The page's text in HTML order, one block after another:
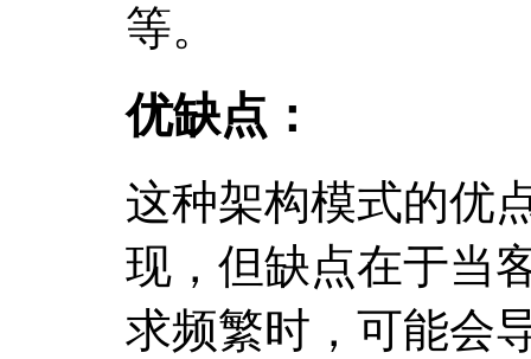
等。
优缺点：
这种架构模式的优
现，但缺点在于当
求频繁时，可能会